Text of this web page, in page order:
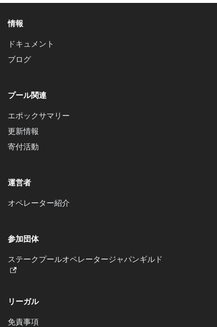
情報
ドキュメント
ブログ
プール関連
エポックサマリー
更新情報
寄付活動
運営者
オペレーター紹介
参加団体
ステークプールオペレータージャパンギルド
リーガル
免責事項